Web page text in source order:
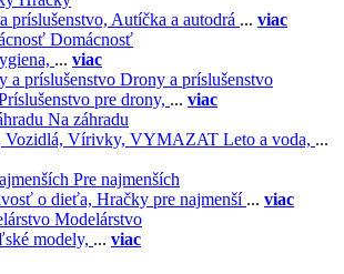
príslušenstvo, Autíčka a autodrá ... viac
Domácnosť
... viac
Drony a príslušenstvo
pre drony, ... viac
Na záhradu
Vozidlá, Vírivky, VYMAZAT Leto a voda, ...
Pre najmenších
o dieťa, Hračky pre najmenší ... viac
Modelárstvo
modely, ... viac